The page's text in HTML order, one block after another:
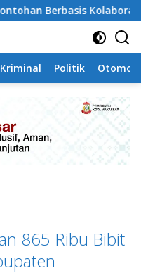
Kolaborasi Warga
Kriminal Politik
865 Ribu Bibit